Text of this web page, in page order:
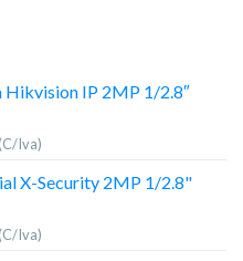
IP 2MP 1/2.8″
(C/Iva)
X-Security 2MP 1/2.8"
(C/Iva)